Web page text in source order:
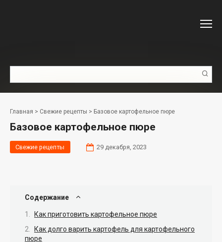
Главная > Свежие рецепты > Базовое картофельное пюре
Базовое картофельное пюре
Свежие рецепты 29 декабря, 2023
Содержание
Как приготовить картофельное пюре
Как долго варить картофель для картофельного
пюре